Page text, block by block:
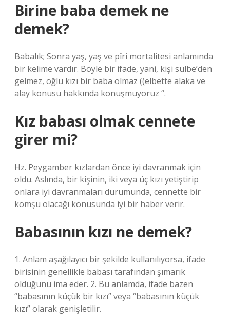
Birine baba demek ne
demek?
Babalık; Sonra yaş, yaş ve pîri mortalitesi anlamında
bir kelime vardır. Böyle bir ifade, yani, kişi sulbe’den
gelmez, oğlu kızı bir baba olmaz ((elbette alaka ve
alay konusu hakkında konuşmuyoruz “.
Kız babası olmak cennete
girer mi?
Hz. Peygamber kızlardan önce iyi davranmak için
oldu. Aslında, bir kişinin, iki veya üç kızı yetiştirip
onlara iyi davranmaları durumunda, cennette bir
komşu olacağı konusunda iyi bir haber verir.
Babasının kızı ne demek?
1. Anlam aşağılayıcı bir şekilde kullanılıyorsa, ifade
birisinin genellikle babası tarafından şımarık
olduğunu ima eder. 2. Bu anlamda, ifade bazen
“babasının küçük bir kızı” veya “babasının küçük
kızı” olarak genişletilir.